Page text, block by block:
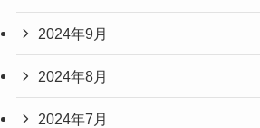
2024年9月
2024年8月
2024年7月